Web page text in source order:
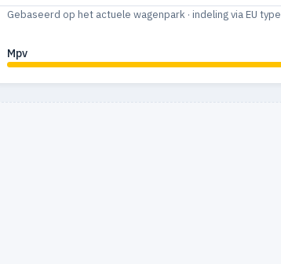
Gebaseerd op het actuele wagenpark · indeling via EU
Mpv